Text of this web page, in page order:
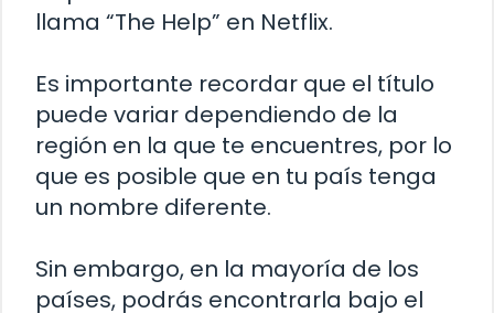
llama “The Help” en Netflix.
Es importante recordar que el título
puede variar dependiendo de la
región en la que te encuentres, por lo
que es posible que en tu país tenga
un nombre diferente.
Sin embargo, en la mayoría de los
países, podrás encontrarla bajo el